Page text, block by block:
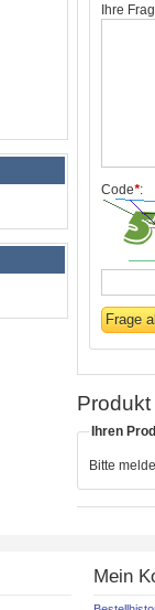
Ihre
Code*:
Produkt
Ihren
Bitte
Mein